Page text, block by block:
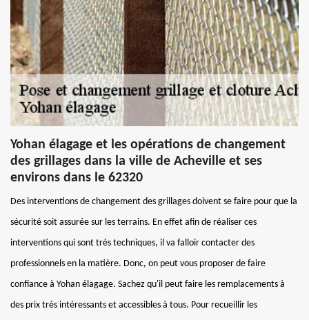
Yohan élagage et les opérations de changement
des grillages dans la ville de Acheville et ses
environs dans le 62320
Des interventions de changement des grillages doivent se faire pour que la
sécurité soit assurée sur les terrains. En effet afin de réaliser ces
interventions qui sont très techniques, il va falloir contacter des
professionnels en la matière. Donc, on peut vous proposer de faire
confiance à Yohan élagage. Sachez qu'il peut faire les remplacements à
des prix très intéressants et accessibles à tous. Pour recueillir les